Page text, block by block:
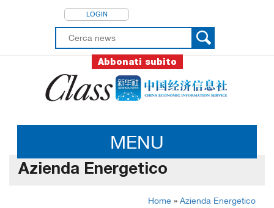
LOGIN
Abbonati subito
MENU
Azienda Energetico
Home » Azienda Energetico